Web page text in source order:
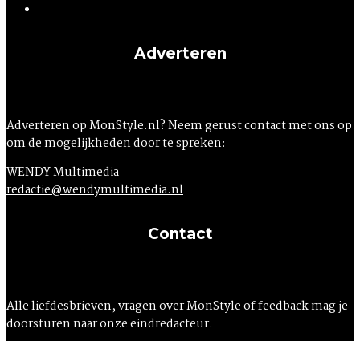
Adverteren
Adverteren op MonStyle.nl? Neem gerust contact met ons op
om de mogelijkheden door te spreken:
WENDY Multimedia
redactie@wendymultimedia.nl
Contact
Alle liefdesbrieven, vragen over MonStyle of feedback mag je
doorsturen naar onze eindredacteur.